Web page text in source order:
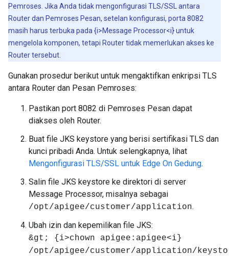
Pemroses. Jika Anda tidak mengonfigurasi TLS/SSL antara
Router dan Pemroses Pesan, setelan konfigurasi, porta 8082
masih harus terbuka pada {i>Message Processor<i} untuk
mengelola komponen, tetapi Router tidak memerlukan akses ke
Router tersebut.
Gunakan prosedur berikut untuk mengaktifkan enkripsi TLS
antara Router dan Pesan Pemroses:
Pastikan port 8082 di Pemroses Pesan dapat
diakses oleh Router.
Buat file JKS keystore yang berisi sertifikasi TLS dan
kunci pribadi Anda. Untuk selengkapnya, lihat
Mengonfigurasi TLS/SSL untuk Edge On Gedung.
Salin file JKS keystore ke direktori di server
Message Processor, misalnya sebagai
/opt/apigee/customer/application.
Ubah izin dan kepemilikan file JKS:
&gt; {i>chown apigee:apigee<i}
/opt/apigee/customer/application/